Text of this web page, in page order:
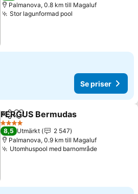
Palmanova, 0.8 km till Magaluf
Stor lagunformad pool
Se priser
Dela Lägg till i Mina Favoriter
FERGUS Bermudas
4 Stjärnor
8,5 Utmärkt
2 547
Palmanova, 0.9 km till Magaluf
Utomhuspool med barnområde